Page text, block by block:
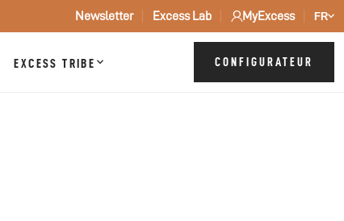
Newsletter Excess Lab MyExcess FR
EXCESS TRIBE CONFIGURATEUR